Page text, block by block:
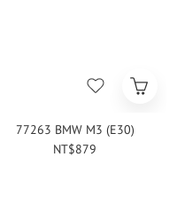
77263 BMW M3 (E30)
NT$879